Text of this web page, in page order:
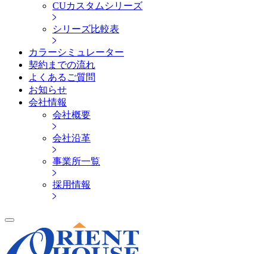
CUカスタムシリーズ
シリーズ比較表
カラーシミュレーター
契約までの流れ
よくあるご質問
お知らせ
会社情報
会社概要
会社沿革
事業所一覧
採用情報